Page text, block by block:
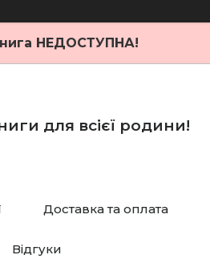
НЕДОСТУПНА!
для всієї родини!
Доставка та оплата
Відгуки